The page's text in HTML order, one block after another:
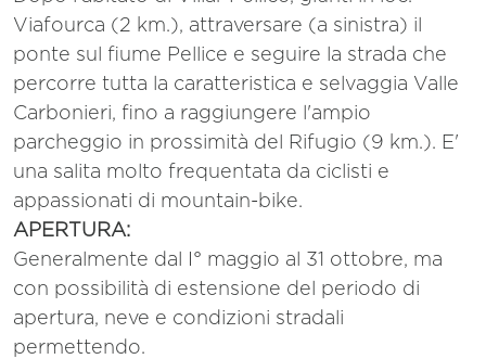
Viafourca (2 km.), attraversare (a sinistra) il
ponte sul fiume Pellice e seguire la strada che
percorre tutta la caratteristica e selvaggia Valle
Carbonieri, fino a raggiungere l'ampio
parcheggio in prossimità del Rifugio (9 km.). E'
una salita molto frequentata da ciclisti e
appassionati di mountain-bike.
APERTURA:
Generalmente dal I° maggio al 31 ottobre, ma
con possibilità di estensione del periodo di
apertura, neve e condizioni stradali
permettendo.